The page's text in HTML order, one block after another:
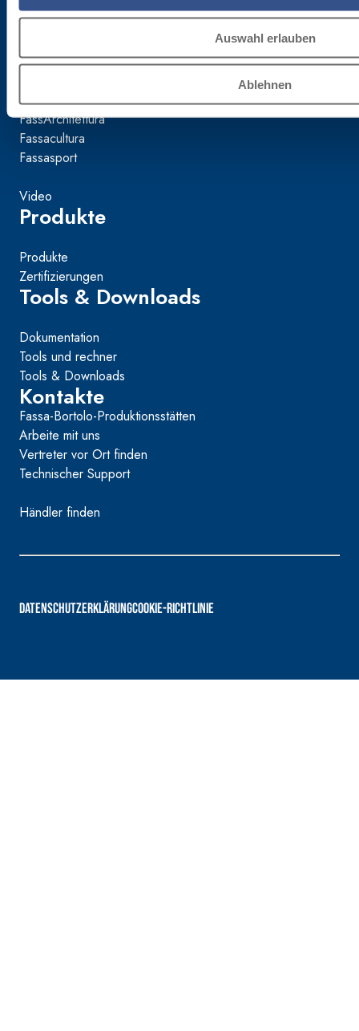
Auswahl erlauben
Ablehnen
Nachhaltigkeit
Fassacademy
FassArchitettura
Fassacultura
Fassasport
Video
Produkte
Produkte
Zertifizierungen
Tools & Downloads
Dokumentation
Tools und rechner
Tools & Downloads
Kontakte
Fassa-Bortolo-Produktionsstätten
Arbeite mit uns
Vertreter vor Ort finden
Technischer Support
Händler finden
DATENSCHUTZERKLÄRUNGCOOKIE-RICHTLINIE